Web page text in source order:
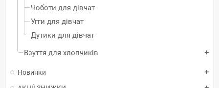
Чоботи для дівчат
Угги для дівчат
Дутики для дівчат
Взуття для хлопчиків
add
Новинки add